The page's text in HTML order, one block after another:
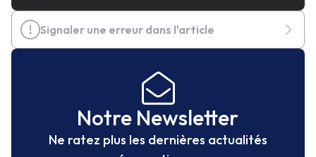
Signaler une erreur dans l'article
Notre Newsletter
Ne ratez plus les dernières actualités